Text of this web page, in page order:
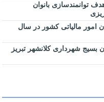
توانمندسازی بانوان
مالیاتی کشور در سال
بسیج شهرداری کلانشهر تبریز